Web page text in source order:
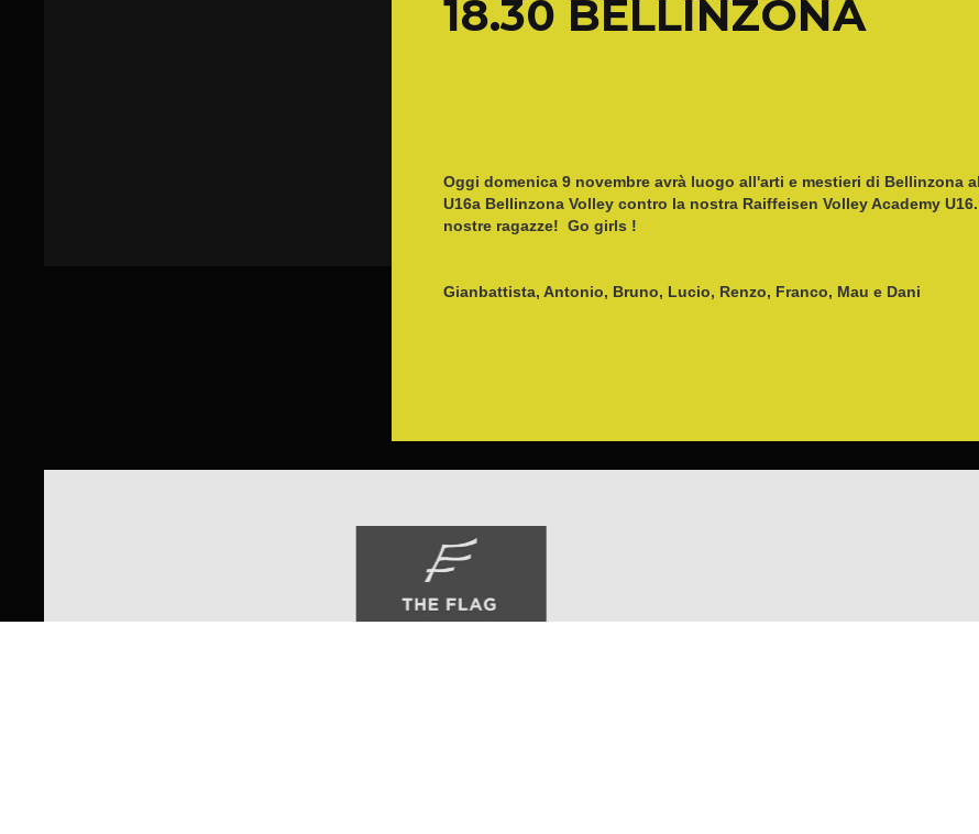
18.30 BELLINZONA
Oggi domenica 9 novembre avrà luogo all'arti e mestieri di Bellinzona
U16a Bellinzona Volley contro la nostra Raiffeisen Volley Academy
nostre ragazze! Go girls !
Gianbattista, Antonio, Bruno, Lucio, Renzo, Franco, Mau e Dani